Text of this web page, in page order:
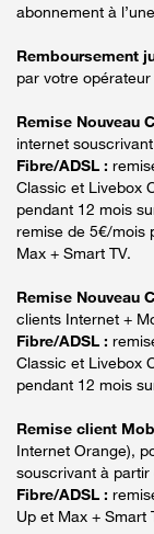
abonnement à
Remboursement
par votre
Remise Nouveau
internet
Fibre/ADSL :
Classic et Livebox
pendant 12 mois
remise de 5€/mois
Max + Smart TV.
Remise Nouveau
clients Internet +
Fibre/ADSL :
Classic et Livebox
pendant 12 mois
Remise client
Internet Orange),
souscrivant à partir
Fibre/ADSL :
Up et Max + Smart